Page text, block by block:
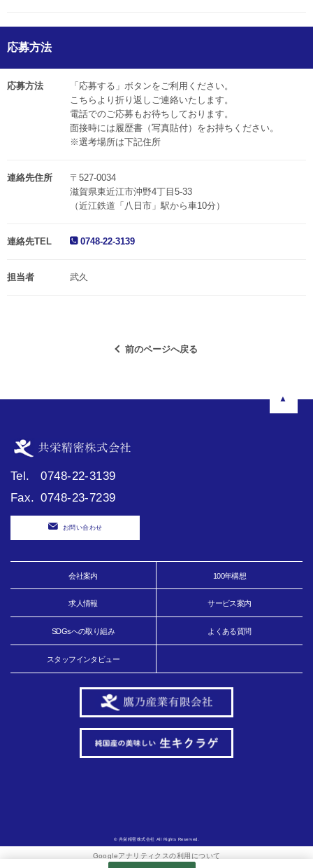
応募方法
応募方法
「応募する」ボタンをご利用ください。
こちらより折り返しご連絡いたします。
電話でのご応募もお待ちしております。
面接時には履歴書（写真貼付）をお持ちください。
※選考場所は下記住所
連絡先住所
〒527-0034
滋賀県東近江市沖野4丁目5-33
（近江鉄道「八日市」駅から車10分）
連絡先TEL 0748-22-3139
担当者 武久
前のページへ戻る
Tel.
0748-22-3139
Fax. 0748-23-7239
お問い合わせ
会社案内 100年構想
求人情報 サービス案内
SDGsへの取り組み よくある質問
スタッフインタビュー
▲
© 共栄精密株式会社 All Rights Reserved.
Googleアナリティクスの利用について